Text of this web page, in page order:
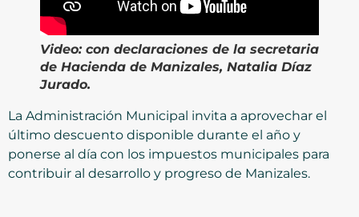
Video:con declaraciones de la secretaria
de Hacienda de Manizales, Natalia Díaz
Jurado.
La Administración Municipal invita a aprovechar el
último descuento disponible durante el año y
ponerse al día con los impuestos municipales para
contribuir al desarrollo y progreso de Manizales.